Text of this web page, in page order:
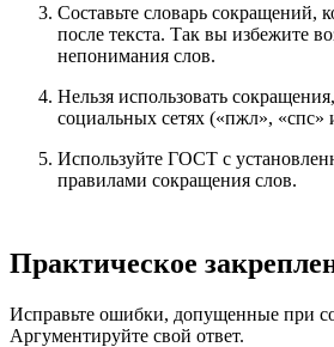
Составьте словарь сокращений,
после текста. Так вы избежите
непонимания слов.
Нельзя использовать
социальных сетях («пжл», «спс»
Используйте ГОСТ с
правилами сокращения слов.
Практическое
Исправьте ошибки, допущенные при
Аргументируйте свой ответ.